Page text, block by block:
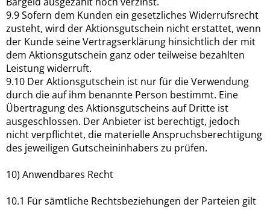
9.9 Sofern dem Kunden ein gesetzliches Widerrufsrecht
zusteht, wird der Aktionsgutschein nicht erstattet, wenn
der Kunde seine Vertragserklärung hinsichtlich der mit
dem Aktionsgutschein ganz oder teilweise bezahlten
Leistung widerruft.
9.10 Der Aktionsgutschein ist nur für die Verwendung
durch die auf ihm benannte Person bestimmt. Eine
Übertragung des Aktionsgutscheins auf Dritte ist
ausgeschlossen. Der Anbieter ist berechtigt, jedoch
nicht verpflichtet, die materielle Anspruchsberechtigung
des jeweiligen Gutscheininhabers zu prüfen.
10) Anwendbares Recht
10.1 Für sämtliche Rechtsbeziehungen der Parteien gilt